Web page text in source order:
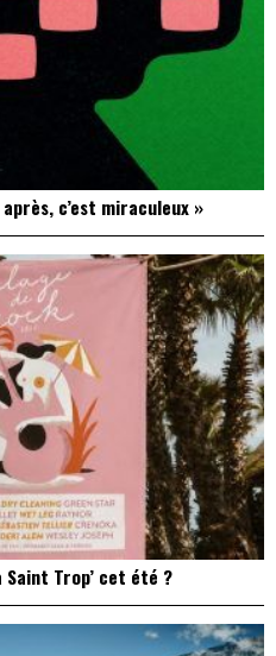
c’est miraculeux »
Trop’ cet été ?